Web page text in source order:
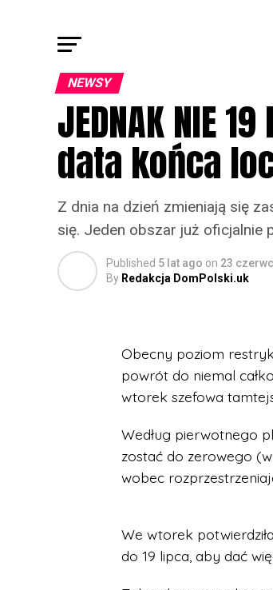
NEWSY
JEDNAK NIE
data końca
Z dnia na dzień zmieniają się
się. Jeden obszar już oficjalnie
Published 5 lat ago on 23
By Redakcja DomPolski.uk
Obecny poziom
powrót do niemal
wtorek szefowa
Według pierwotnego
zostać do zerowego
wobec
We wtorek
do 19 lipca, aby dać